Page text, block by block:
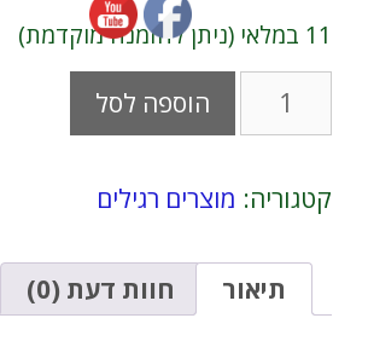
11 במלאי (ניתן להזמנה מוקדמת)
כמות
נגד
רב
סיבובי
מדויק
הוספה לסל
t
i
v
קטגוריה: מוצרים רגילים
תיאור חוות דעת (0)